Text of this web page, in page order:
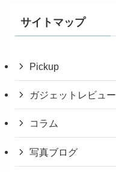
サイトマップ
Pickup
ガジェットレビュー
コラム
写真ブログ